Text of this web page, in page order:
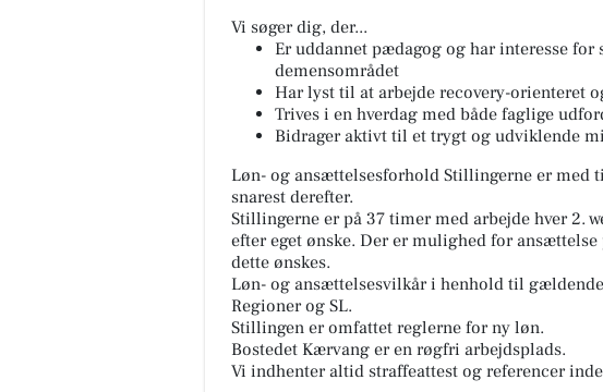
Vi søger dig, der...
Er uddannet pædagog og har interesse
demensområdet
Har lyst til at arbejde recovery-orienteret
Trives i en hverdag med både faglige
Bidrager aktivt til et trygt og udviklende
Løn- og ansættelsesforhold Stillingerne er
snarest derefter.
Stillingerne er på 37 timer med arbejde hver 2.
efter eget ønske. Der er mulighed for
dette ønskes.
Løn- og ansættelsesvilkår i henhold til
Regioner og SL.
Stillingen er omfattet reglerne for ny løn.
Bostedet Kærvang er en røgfri arbejdsplads.
Vi indhenter altid straffeattest og referencer